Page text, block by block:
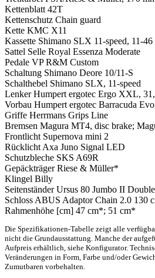
Kettenblatt 42T
Kettenschutz Chain guard
Kette KMC X11
Kassette Shimano SLX 11-speed, 11-46
Sattel Selle Royal Essenza Moderate
Pedale VP R&M Custom
Schaltung Shimano Deore 10/11-S
Schalthebel Shimano SLX, 11-speed
LenkerHumpert ergotec Ergo XXL,
Vorbau Humpert ergotec Barracuda
Griffe Herrmans Grips Line
Bremsen Magura MT4, disc brake;
Frontlicht Supernova mini 2
Rücklicht Axa Juno Signal LED
Schutzbleche SKS A69R
GepäckträgerRiese & Müller*
Klingel Billy
SeitenständerUrsus 80 Jumbo II
Schloss ABUS Adaptor Chain 2.0 130
Rahmenhöhe [cm] 47 cm*; 51 cm*
Die Spezifikationen-Tabelle zeigt alle
nicht die Grundausstattung. Manche der
Aufpreis erhältlich, siehe Konfigurator.
Veränderungen in Form, Farbe und/oder
Zumutbaren vorbehalten.